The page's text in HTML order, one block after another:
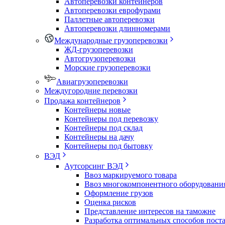
Автоперевозки еврофурами
Паллетные автоперевозки
Автоперевозки длинномерами
Международные грузоперевозки
ЖД-грузоперевозки
Автогрузоперевозки
Морские грузоперевозки
Авиагрузоперевозки
Междугородние перевозки
Продажа контейнеров
Контейнеры новые
Контейнеры под перевозку
Контейнеры под склад
Контейнеры на дачу
Контейнеры под бытовку
ВЭД
Аутсорсинг ВЭД
Ввоз маркируемого товара
Ввоз многокомпонентного
Оформление грузов
Оценка рисков
Представление интересов на таможне
Разработка оптимальных способов